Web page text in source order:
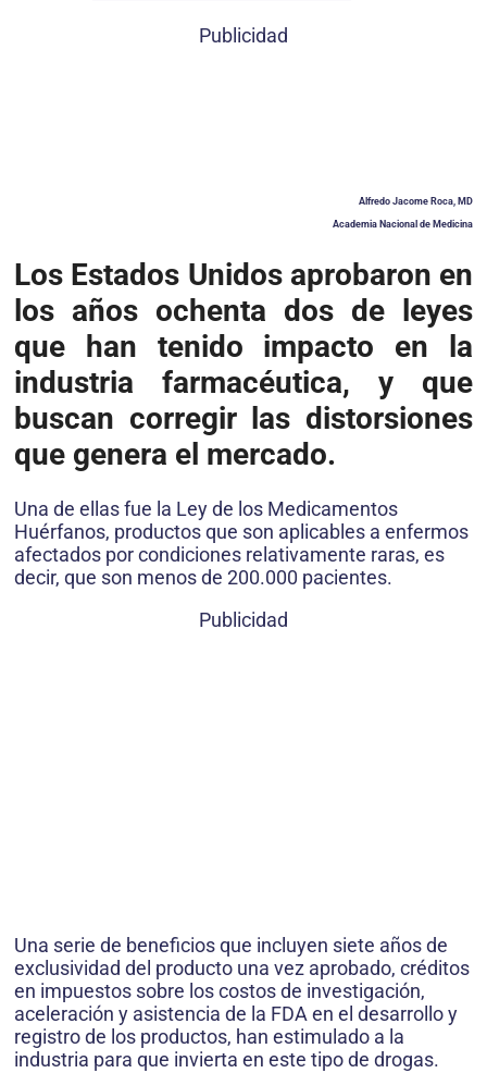
Publicidad
Alfredo Jacome Roca, MD
Academia Nacional de Medicina
Los Estados Unidos aprobaron en
los años ochenta dos de leyes
que han tenido impacto en la
industria farmacéutica, y que
buscan corregir las distorsiones
que genera el mercado.
Una de ellas fue la Ley de los Medicamentos
Huérfanos, productos que son aplicables a enfermos
afectados por condiciones relativamente raras, es
decir, que son menos de 200.000 pacientes.
Publicidad
Una serie de beneficios que incluyen siete años de
exclusividad del producto una vez aprobado, créditos
en impuestos sobre los costos de investigación,
aceleración y asistencia de la FDA en el desarrollo y
registro de los productos, han estimulado a la
industria para que invierta en este tipo de drogas.